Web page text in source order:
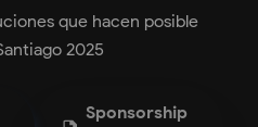
que hacen posible
2025
Sponsorship